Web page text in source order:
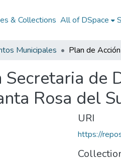
& Collections All of DSpace
Municipales
Secretaria de
Rosa del
URI
https://